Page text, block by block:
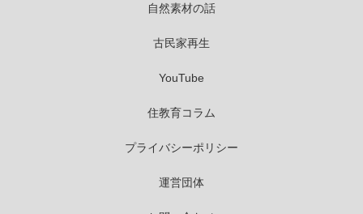
自然素材の話
古民家再生
YouTube
住教育コラム
プライバシーポリシー
運営団体